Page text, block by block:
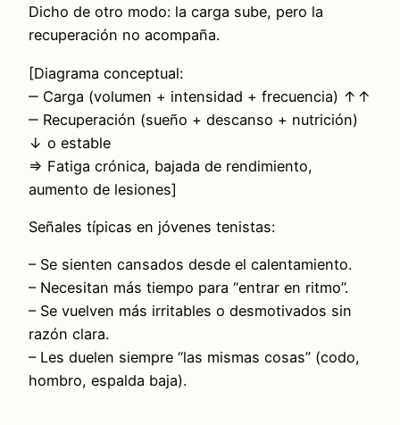
Dicho de otro modo: la carga sube, pero la
recuperación no acompaña.
[Diagrama conceptual:
‒ Carga (volumen + intensidad + frecuencia) ↑↑
‒ Recuperación (sueño + descanso + nutrición)
↓ o estable
⇒ Fatiga crónica, bajada de rendimiento,
aumento de lesiones]
Señales típicas en jóvenes tenistas:
– Se sienten cansados desde el calentamiento.
– Necesitan más tiempo para “entrar en ritmo”.
– Se vuelven más irritables o desmotivados sin
razón clara.
– Les duelen siempre “las mismas cosas” (codo,
hombro, espalda baja).